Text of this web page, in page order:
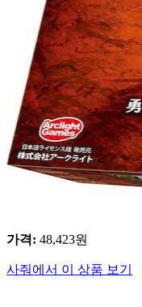
가격: 48,423원
사줘에서 이 상품 보기